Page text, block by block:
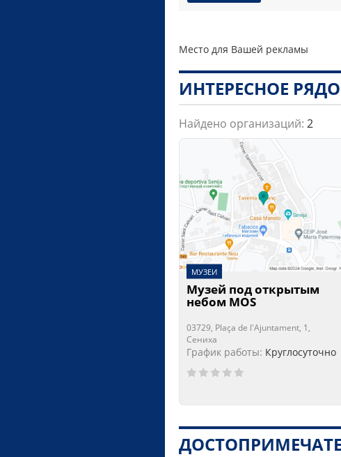
Место для Вашей рекламы
ИНТЕРЕСНОЕ
Найдено организаций: 2
МУЗЕИ
Музей под открытым
небом MOS
03729, Plaça de l'Ajuntament, 1,
Сениха
График работы: Круглосуточно